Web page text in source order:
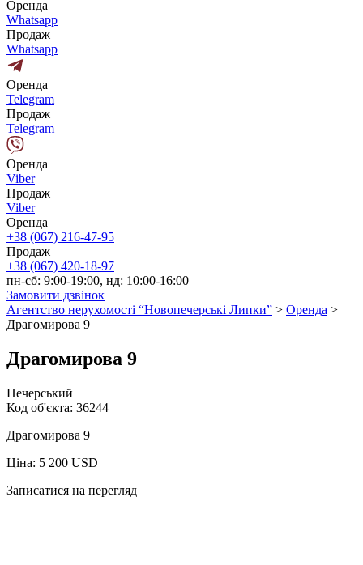
Оренда
Whatsapp
Продаж
Whatsapp
Оренда
Telegram
Продаж
Telegram
Оренда
Viber
Продаж
Viber
Оренда
+38 (067) 216-47-95
Продаж
+38 (067) 420-18-97
пн-сб: 9:00-19:00, нд: 10:00-16:00
Замовити дзвінок
Агентство нерухомості “Новопечерські Липки” > Оренда >
Драгомирова 9
Драгомирова 9
Печерський
Код об'єкта: 36244
Драгомирова 9
Ціна: 5 200 USD
Записатися на перегляд